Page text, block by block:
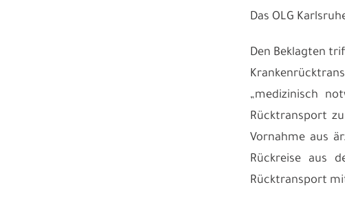
Das OLG
Den Beklagten
„medizinisch
Rücktransport
Vornahme aus
Rückreise aus
Rücktransport